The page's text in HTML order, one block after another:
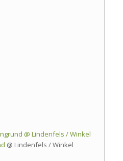
@ Lindenfels / Winkel
@ Lindenfels / Winkel